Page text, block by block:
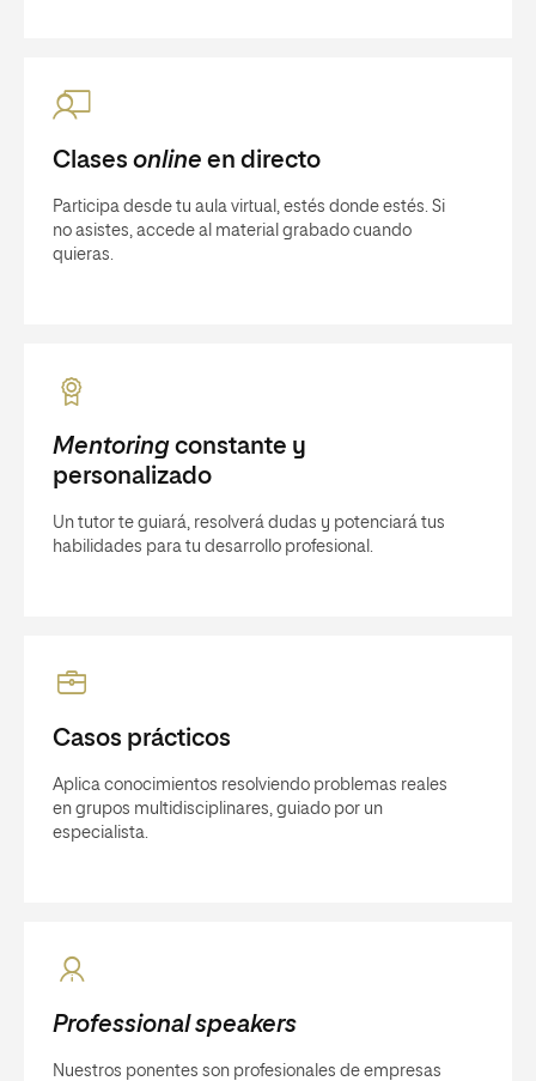
Clases online en directo
Participa desde tu aula virtual, estés donde estés. Si
no asistes, accede al material grabado cuando
quieras.
Mentoringconstante y
personalizado
Un tutor te guiará, resolverá dudas y potenciará tus
habilidades para tu desarrollo profesional.
Casos prácticos
Aplica conocimientos resolviendo problemas reales
en grupos multidisciplinares, guiado por un
especialista.
Professional speakers
Nuestros ponentes son profesionales de empresas